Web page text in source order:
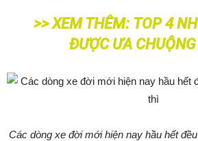
>> XEM THÊM: TOP 4
ĐƯỢC ƯA
Các dòng xe đời mới hiện nay hầu hết